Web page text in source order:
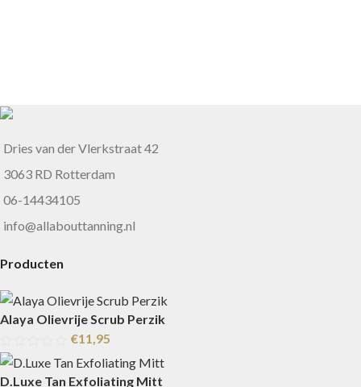
Dries van der Vlerkstraat 42
3063 RD Rotterdam
06-14434105
info@allabouttanning.nl
Producten
Alaya Olievrije Scrub Perzik
€11,95
D.Luxe Tan Exfoliating Mitt